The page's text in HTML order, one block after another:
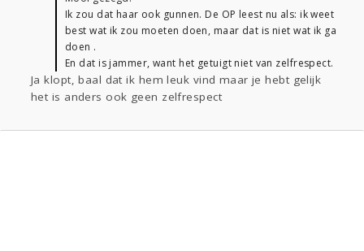
Ik zou dat haar ook gunnen. De OP leest nu als: ik weet
best wat ik zou moeten doen, maar dat is niet wat ik ga
doen .
En dat is jammer, want het getuigt niet van zelfrespect.
Ja klopt, baal dat ik hem leuk vind maar je hebt gelijk
het is anders ook geen zelfrespect